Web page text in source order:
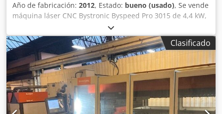
Año de fabricación: 2012, Estado: bueno (usado), Se vende
máquina láser CNC Bystronic Byspeed Pro 3015 de 4,4 kW,
usada. Fabricante: Bystronic Modelo: BySpeed Pro 3015 4,4
kW Año: 2012 Fuente láser: Resonador CO2 HF Bylaser de
4,4 kW – a confirmar / 4400 vatios Chodpfegxqd Rex Ag Dea
Pocas horas de uso: Horas de funcionamiento: 6799 Horas
de corte: 3633 Control: Control táctil ByVision Totalmente
revisada por Bystronic UK.
Clasificado